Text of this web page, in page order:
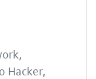
Hacker,